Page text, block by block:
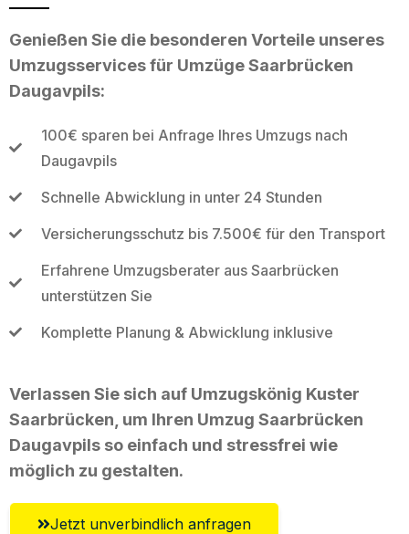
Genießen Sie die besonderen Vorteile unseres
Umzugsservices für Umzüge Saarbrücken
Daugavpils:
100€ sparen bei Anfrage Ihres Umzugs nach
Daugavpils
Schnelle Abwicklung in unter 24 Stunden
Versicherungsschutz bis 7.500€ für den Transport
Erfahrene Umzugsberater aus Saarbrücken
unterstützen Sie
Komplette Planung & Abwicklung inklusive
Verlassen Sie sich auf Umzugskönig Kuster
Saarbrücken, um Ihren Umzug Saarbrücken
Daugavpils so einfach und stressfrei wie
möglich zu gestalten.
Jetzt unverbindlich anfragen